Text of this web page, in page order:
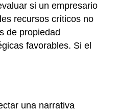
si un empresario
recursos críticos no
de propiedad
favorables. Si el
una narrativa